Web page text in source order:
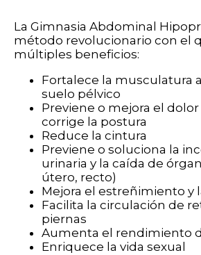
La Gimnasia Abdominal
método revolucionario con el
múltiples beneficios:
Fortalece la musculatura
suelo pélvico
Previene o mejora el
corrige la postura
Reduce la cintura
Previene o soluciona la
urinaria y la caída de
útero, recto)
Mejora el estreñimiento y
Facilita la circulación de
piernas
Aumenta el rendimiento
Enriquece la vida sexual